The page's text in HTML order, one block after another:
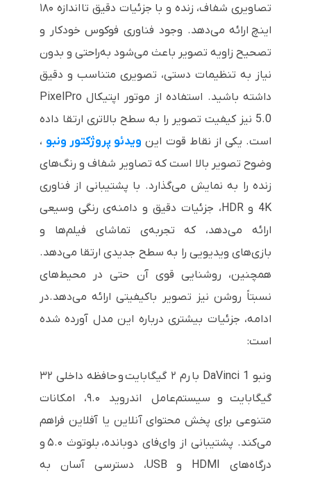
تصاویری شفاف، زنده و با جزئیات دقیق تا اندازه ۱۸۰
اینچ ارائه می‌دهد. وجود فناوری فوکوس خودکار و
تصحیح زاویه تصویر باعث می‌شود به‌راحتی و بدون
نیاز به تنظیمات دستی، تصویری متناسب و دقیق
داشته باشید. استفاده از موتور اپتیکال PixelPro
5.0 نیز کیفیت تصویر را به سطح بالاتری ارتقا داده
است. یکی از نقاط قوت این ویدئو پروژکتور ونبو ،
وضوح تصویر بالا است که تصاویر شفاف و رنگ‌های
زنده را به نمایش می‌گذارد. با پشتیبانی از فناوری
4K و HDR، جزئیات دقیق و دامنه‌ی رنگی وسیعی
ارائه می‌دهد، که تجربه‌ی تماشای فیلم‌ها و
بازی‌های ویدیویی را به سطح جدیدی ارتقا می‌دهد.
همچنین، روشنایی قوی آن حتی در محیط‌های
نسبتاً روشن نیز تصویر باکیفیتی ارائه می‌دهد.در
ادامه، جزئیات بیشتری درباره این مدل آورده شده
است:
ونبو DaVinci 1 با رم ۲ گیگابایت و حافظه داخلی ۳۲
گیگابایت و سیستم‌عامل اندروید ۹.۰، امکانات
متنوعی برای پخش محتوای آنلاین یا آفلاین فراهم
می‌کند. پشتیبانی از وای‌فای دوبانده، بلوتوث ۵.۰ و
درگاه‌های HDMI و USB، دسترسی آسان به